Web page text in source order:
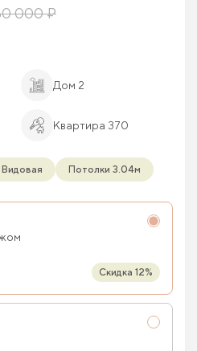
000 ₽
Дом 2
Квартира 370
Видовая Потолки 3.04м
Скидка 12%